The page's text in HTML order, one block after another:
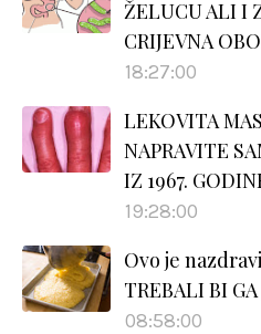
ŽELUCU ALI I
CRIJEVNA
18:27:00
LEKOVITA
NAPRAVITE
IZ 1967.
19:28:00
Ovo je
TREBALI BI
08:58:00